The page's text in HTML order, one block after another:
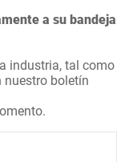
a su bandeja
industria, tal como
nuestro boletín